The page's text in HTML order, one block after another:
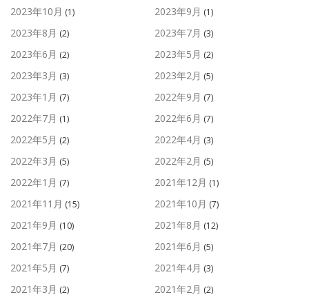
2023年10月 (1) 2023年9月 (1)
2023年8月 (2) 2023年7月 (3)
2023年6月 (2) 2023年5月 (2)
2023年3月 (3) 2023年2月 (5)
2023年1月 (7) 2022年9月 (7)
2022年7月 (1) 2022年6月 (7)
2022年5月 (2) 2022年4月 (3)
2022年3月 (5) 2022年2月 (5)
2022年1月 (7) 2021年12月 (1)
2021年11月 (15) 2021年10月 (7)
2021年9月 (10) 2021年8月 (12)
2021年7月 (20) 2021年6月 (5)
2021年5月 (7) 2021年4月 (3)
2021年3月 (2) 2021年2月 (2)